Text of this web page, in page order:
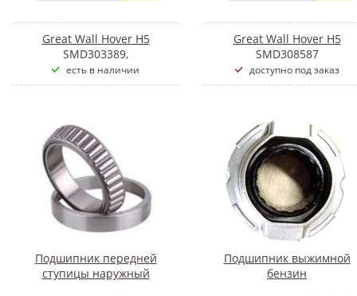
Great Wall Hover H5
SMD303389,
есть в наличии
Great Wall Hover H5
SMD308587
доступно под заказ
Подшипник передней
ступицы наружный
Подшипник выжимной
бензин